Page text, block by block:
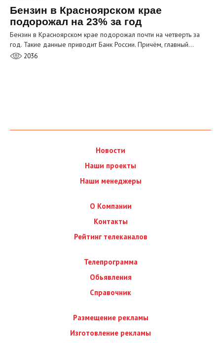
Бензин в Красноярском крае
подорожал на 23% за год
Бензин в Красноярском крае подорожал почти на четверть за
год. Такие данные приводит Банк России. Причём, главный…
2036
Новости
Наши проекты
Наши менеджеры
О Компании
Контакты
Рейтинг телеканалов
Телепрограмма
Обьявления
Справочник
Размещение рекламы
Изготовление рекламы